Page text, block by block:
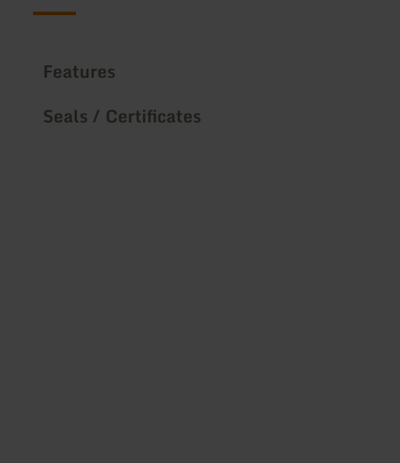
Features
Seals / Certificates